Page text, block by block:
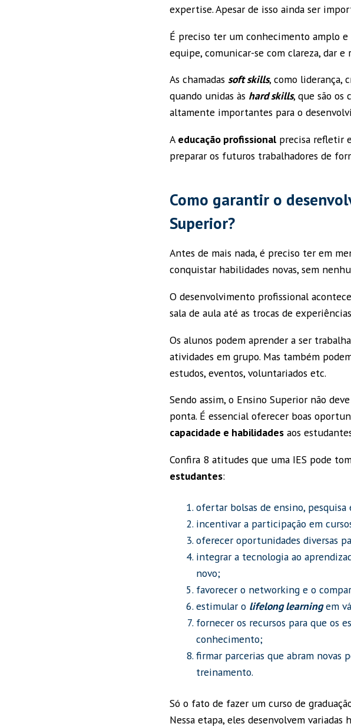
expertise. Apesar de isso ainda ser
É preciso ter um conhecimento amplo
equipe, comunicar-se com clareza, dar e
As chamadas soft skills, como liderança,
quando unidas às hard skills, que são os
altamente importantes para o
A educação profissional precisa refletir
preparar os futuros trabalhadores de
Como garantir o
Superior?
Antes de mais nada, é preciso ter em
conquistar habilidades novas, sem
O desenvolvimento profissional
sala de aula até as trocas de
Os alunos podem aprender a ser
atividades em grupo. Mas também
estudos, eventos, voluntariados etc.
Sendo assim, o Ensino Superior não
ponta. É essencial oferecer boas
capacidade e habilidades aos
Confira 8 atitudes que uma IES pode
estudantes:
ofertar bolsas de ensino, pesquisa
incentivar a participação em
oferecer oportunidades diversas
integrar a tecnologia ao
novo;
favorecer o networking e o
estimular o lifelong learningem
fornecer os recursos para que os
conhecimento;
firmar parcerias que abram novas
treinamento.
Só o fato de fazer um curso de
Nessa etapa, eles desenvolvem